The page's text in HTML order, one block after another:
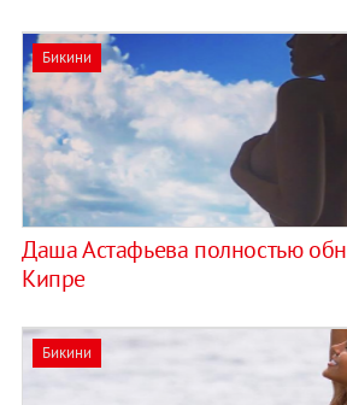
Бикини
Даша Астафьева полностью
Кипре
Бикини